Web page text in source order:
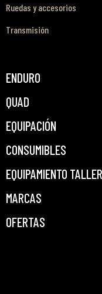
Ruedas y accesorios
Transmisión
ENDURO
QUAD
EQUIPACIÓN
CONSUMIBLES
EQUIPAMIENTO TALLER
MARCAS
OFERTAS